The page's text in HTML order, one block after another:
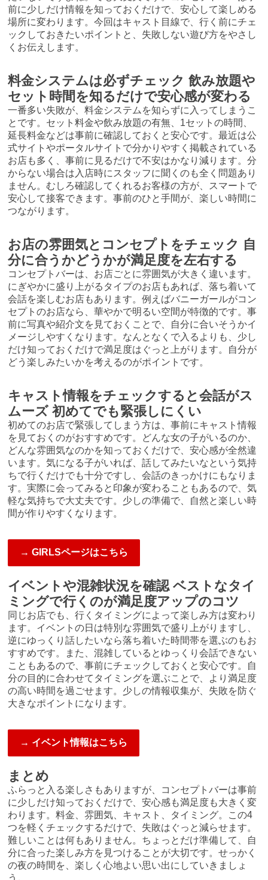
前に少しだけ情報を知っておくだけで、安心して楽しめる
場所に変わります。今回はキャスト目線で、行く前にチェ
ックしておきたいポイントと、失敗しない遊び方をやさし
くお伝えします。
料金システムは必ずチェック 飲み放題や
セット時間を知るだけで安心感が変わる
一番多い失敗が、料金システムを知らずに入ってしまうこ
とです。セット料金や飲み放題の有無、1セットの時間、
延長料金などは事前に確認しておくと安心です。最近は公
式サイトやポータルサイトで分かりやすく掲載されている
お店も多く、事前に見るだけで不安はかなり減ります。分
からない場合は入店時にスタッフに聞くのも全く問題あり
ません。むしろ確認してくれるお客様の方が、スマートで
安心して接客できます。事前のひと手間が、楽しい時間に
つながります。
お店の雰囲気とコンセプトをチェック 自
分に合うかどうかが満足度を左右する
コンセプトバーは、お店ごとに雰囲気が大きく違います。
にぎやかに盛り上がるタイプのお店もあれば、落ち着いて
会話を楽しむお店もあります。例えばバニーガールがコン
セプトのお店なら、華やかで明るい空間が特徴的です。事
前に写真や紹介文を見ておくことで、自分に合いそうかイ
メージしやすくなります。なんとなくで入るよりも、少し
だけ知っておくだけで満足度はぐっと上がります。自分が
どう楽しみたいかを考えるのがポイントです。
キャスト情報をチェックすると会話がス
ムーズ 初めてでも緊張しにくい
初めてのお店で緊張してしまう方は、事前にキャスト情報
を見ておくのがおすすめです。どんな女の子がいるのか、
どんな雰囲気なのかを知っておくだけで、安心感が全然違
います。気になる子がいれば、話してみたいなという気持
ちで行くだけでも十分ですし、会話のきっかけにもなりま
す。実際に会ってみると印象が変わることもあるので、気
軽な気持ちで大丈夫です。少しの準備で、自然と楽しい時
間が作りやすくなります。
→ GIRLSページはこちら
イベントや混雑状況を確認 ベストなタイ
ミングで行くのが満足度アップのコツ
同じお店でも、行くタイミングによって楽しみ方は変わり
ます。イベントの日は特別な雰囲気で盛り上がりますし、
逆にゆっくり話したいなら落ち着いた時間帯を選ぶのもお
すすめです。また、混雑しているとゆっくり会話できない
こともあるので、事前にチェックしておくと安心です。自
分の目的に合わせてタイミングを選ぶことで、より満足度
の高い時間を過ごせます。少しの情報収集が、失敗を防ぐ
大きなポイントになります。
→ イベント情報はこちら
まとめ
ふらっと入る楽しさもありますが、コンセプトバーは事前
に少しだけ知っておくだけで、安心感も満足度も大きく変
わります。料金、雰囲気、キャスト、タイミング。この4
つを軽くチェックするだけで、失敗はぐっと減らせます。
難しいことは何もありません。ちょっとだけ準備して、自
分に合った楽しみ方を見つけることが大切です。せっかく
の夜の時間を、楽しく心地よい思い出にしていきましょ